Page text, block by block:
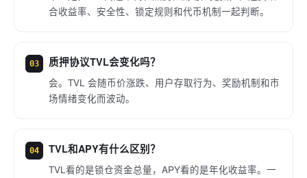
合收益率、安全性、锁定规则和代币机制一起判断。
03 质押协议TVL会变化吗？
会。TVL 会随币价涨跌、用户存取行为、奖励机制和市
场情绪变化而波动。
04 TVL和APY有什么区别？
TVL看的是锁仓资金总量，APY看的是年化收益率。一